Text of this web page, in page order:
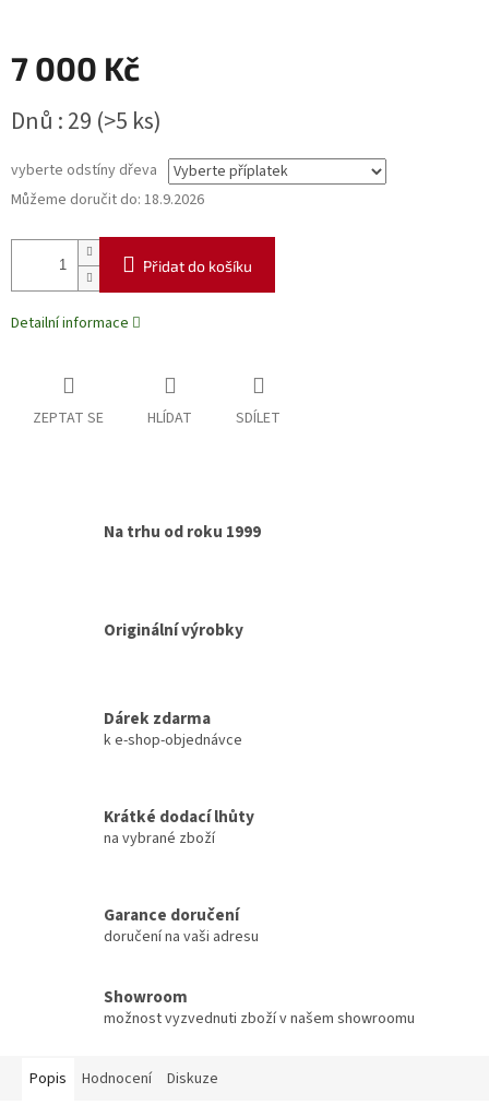
7 000 Kč
cena:
Dnů : 29 (>5 ks)
vyberte odstíny dřeva
Můžeme doručit do: 18.9.2026
Přidat do košíku
Detailní informace
ZEPTAT SE HLÍDAT SDÍLET
Na trhu od roku 1999
Originální výrobky
Dárek zdarma
k e-shop-objednávce
Krátké dodací lhůty
na vybrané zboží
Garance doručení
doručení na vaši adresu
Showroom
možnost vyzvednuti zboží v našem showroomu
Popis Hodnocení Diskuze